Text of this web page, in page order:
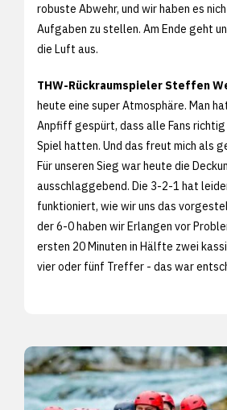
robuste Abwehr, und wir haben es
Aufgaben zu stellen. Am Ende geht
die Luft aus.
THW-Rückraumspieler Steffen
heute eine super Atmosphäre. Man
Anpfiff gespürt, dass alle Fans
Spiel hatten. Und das freut mich als
Für unseren Sieg war heute die
ausschlaggebend. Die 3-2-1 hat
funktioniert, wie wir uns das
der 6-0 haben wir Erlangen vor
ersten 20 Minuten in Hälfte zwei
vier oder fünf Treffer - das war